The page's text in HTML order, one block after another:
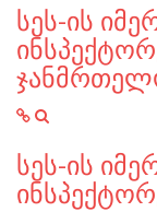
სეს-ის
სეს-ის